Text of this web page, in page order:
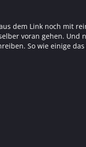
dem Link noch mit
voran gehen.
So wie einige